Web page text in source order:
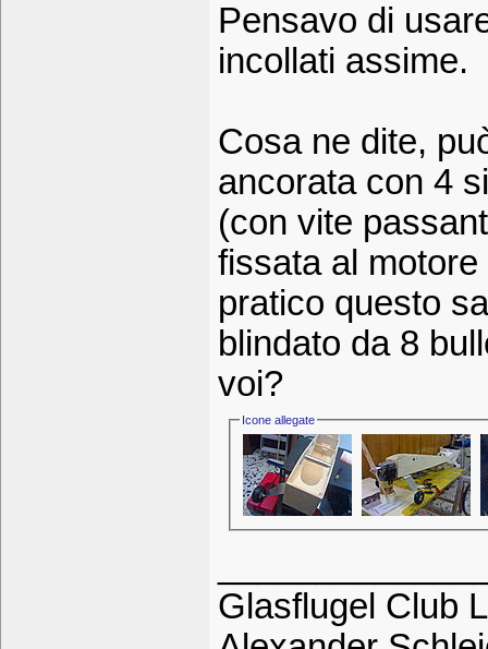
Pensavo di
incollati assime.
Cosa ne dite,
ancorata con 4
(con vite
fissata al
pratico questo
blindato da 8
voi?
Icone allegate
Glasflugel Club